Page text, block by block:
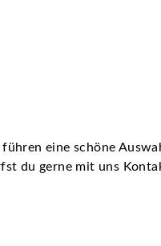
eine schöne
du gerne mit uns